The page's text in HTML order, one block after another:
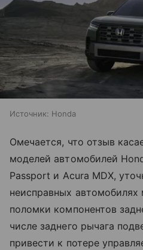
Источник: Honda
Омечается, что отзыв
моделей автомобилей
Passport и Acura MDX,
неисправных автомобилях
поломки компонентов
числе заднего рычага
привести к потере